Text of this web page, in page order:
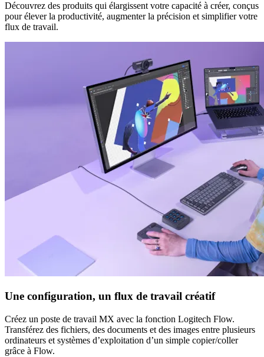
Découvrez des produits qui élargissent votre capacité à créer, conçus
pour élever la productivité, augmenter la précision et simplifier votre
flux de travail.
Une configuration, un flux de travail créatif
Créez un poste de travail MX avec la fonction Logitech Flow.
Transférez des fichiers, des documents et des images entre plusieurs
ordinateurs et systèmes d’exploitation d’un simple copier/coller
grâce à Flow.